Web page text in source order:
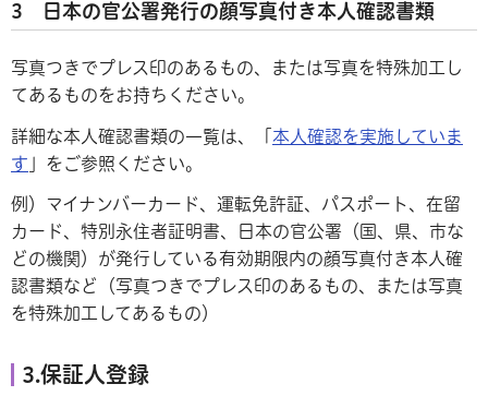
3 日本の官公署発行の顔写真付き本人確認書類
写真つきでプレス印のあるもの、または写真を特殊加工し
てあるものをお持ちください。
詳細な本人確認書類の一覧は、「 本人確認を実施していま
す 」をご参照ください。
例）マイナンバーカード、運転免許証、パスポート、在留
カード、特別永住者証明書、日本の官公署（国、県、市な
どの機関）が発行している有効期限内の顔写真付き本人確
認書類など（写真つきでプレス印のあるもの、または写真
を特殊加工してあるもの）
3.保証人登録